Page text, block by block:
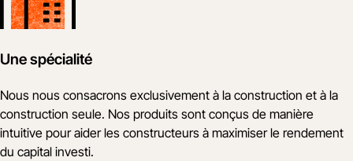
Une spécialité
Nous nous consacrons exclusivement à la construction et à la
construction seule. Nos produits sont conçus de manière
intuitive pour aider les constructeurs à maximiser le rendement
du capital investi.